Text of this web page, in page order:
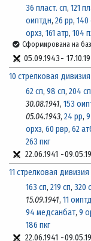
36 пласт. сп, 121
оиптдн, 26 рр, 140
орхз, 161 атр, 104
Сформирована на
05.09.1943-
10 стрелковая дивизия
62 сп, 98 сп, 204 сп
30.08.1941, 153
05.04.1943, 24 рр,
орхз, 60 рвр, 62
263 пкг
22.06.1941 -
11 стрелковая дивизия
163 сп, 219 сп, 320
15.09.1941, 11
94 медсанбат, 9
186 пкг
22.06.1941 -